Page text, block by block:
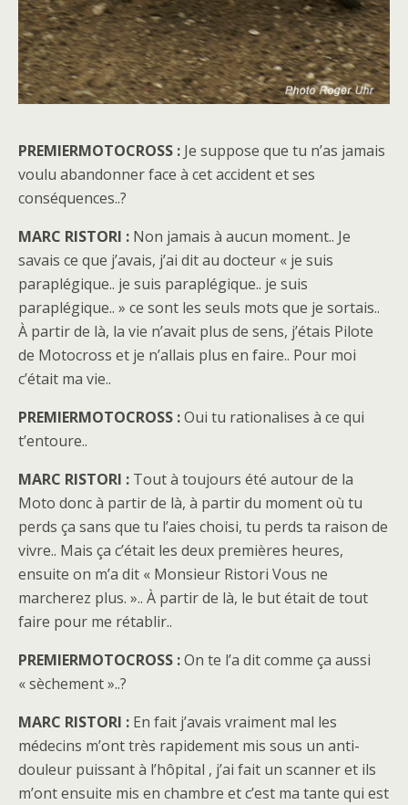
PREMIERMOTOCROSS : Je suppose que tu n’as jamais
voulu abandonner face à cet accident et ses
conséquences..?
MARC RISTORI : Non jamais à aucun moment.. Je
savais ce que j’avais, j’ai dit au docteur « je suis
paraplégique.. je suis paraplégique.. je suis
paraplégique.. » ce sont les seuls mots que je sortais..
À partir de là, la vie n’avait plus de sens, j’étais Pilote
de Motocross et je n’allais plus en faire.. Pour moi
c’était ma vie..
PREMIERMOTOCROSS :Oui tu rationalises à ce qui
t’entoure..
MARC RISTORI : Tout à toujours été autour de la
Moto donc à partir de là, à partir du moment où tu
perds ça sans que tu l’aies choisi, tu perds ta raison de
vivre.. Mais ça c’était les deux premières heures,
ensuite on m’a dit « Monsieur Ristori Vous ne
marcherez plus. ».. À partir de là, le but était de tout
faire pour me rétablir..
PREMIERMOTOCROSS :On te l’a dit comme ça aussi
« sèchement »..?
MARC RISTORI : En fait j’avais vraiment mal les
médecins m’ont très rapidement mis sous un anti-
douleur puissant à l’hôpital , j’ai fait un scanner et ils
m’ont ensuite mis en chambre et c’est ma tante qui est